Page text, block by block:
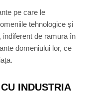
pe care le
tehnologice și
indiferent de ramura în
domeniului lor, ce
INDUSTRIA